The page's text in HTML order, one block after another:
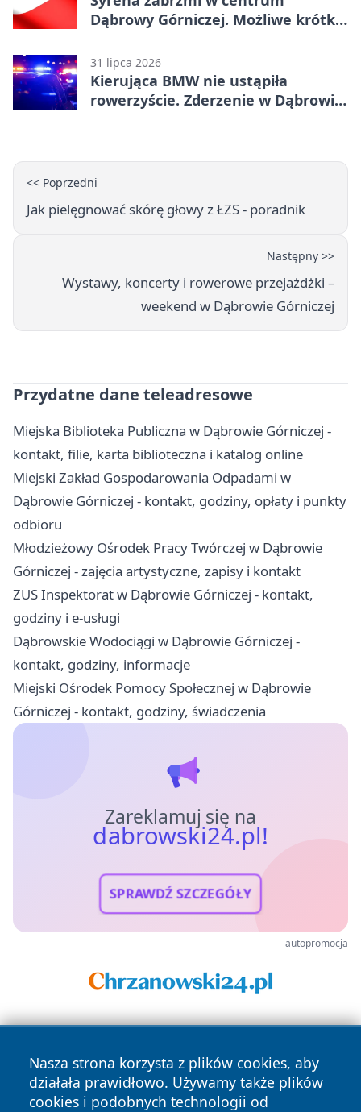
Dąbrowy Górniczej. Możliwe krótkie
31 lipca 2026
Kierująca BMW nie ustąpiła
rowerzyście. Zderzenie w Dąbrowie
<< Poprzedni
Jak pielęgnować skórę głowy z ŁZS - poradnik
Następny >>
Wystawy, koncerty i rowerowe przejażdżki –
weekend w Dąbrowie Górniczej
Przydatne dane teleadresowe
Miejska Biblioteka Publiczna w Dąbrowie Górniczej -
kontakt, filie, karta biblioteczna i katalog online
Miejski Zakład Gospodarowania Odpadami w
Dąbrowie Górniczej - kontakt, godziny, opłaty i punkty
odbioru
Młodzieżowy Ośrodek Pracy Twórczej w Dąbrowie
Górniczej - zajęcia artystyczne, zapisy i kontakt
ZUS Inspektorat w Dąbrowie Górniczej - kontakt,
godziny i e-usługi
Dąbrowskie Wodociągi w Dąbrowie Górniczej -
kontakt, godziny, informacje
Miejski Ośrodek Pomocy Społecznej w Dąbrowie
Górniczej - kontakt, godziny, świadczenia
Zareklamuj się na
dabrowski24.pl!
SPRAWDŹ SZCZEGÓŁY
autopromocja
Nasza strona korzysta z plików cookies, aby
działała prawidłowo. Używamy także plików
cookies i podobnych technologii od